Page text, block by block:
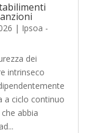
| Ipsoa -
dei
intrinseco
a ciclo continuo
abbia